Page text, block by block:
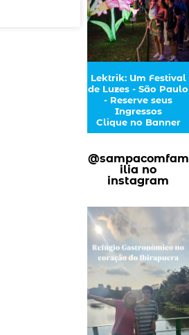
Lektrik: Um Festival
de Luzes - São Paulo
- Reserve seus
Ingressos
Clique no Banner
@sampacomfam
ilia no
instagram